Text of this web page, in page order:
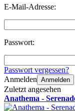
E-Mail-Adresse:
Passwort:
Passwort vergessen?
Anmelden Anmelden
Zuletzt angesehen
Anathema -